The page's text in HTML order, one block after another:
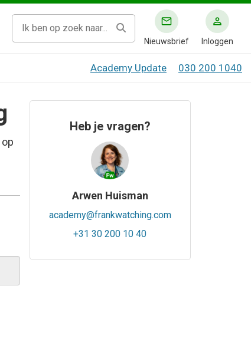
Nieuwsbrief Inloggen
Academy Update 030 200 1040
op
Heb je vragen?
Arwen Huisman
academy@frankwatching.com
+31 30 200 10 40